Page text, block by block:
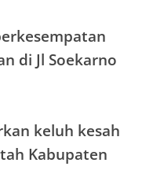
di Jl Soekarno
keluh kesah
Kabupaten